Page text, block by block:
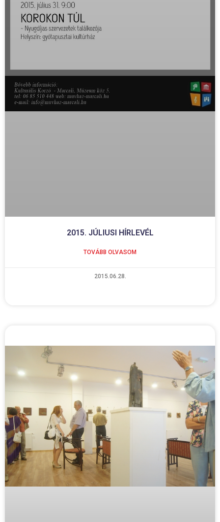
2015. JÚLIUSI HÍRLEVÉL
TOVÁBB OLVASOM
2015.06.28.